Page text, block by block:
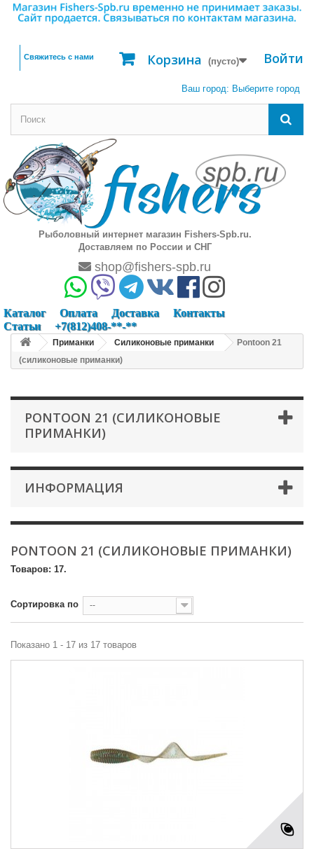
Войти
Корзина (пусто)
Свяжитесь с нами
Ваш город: Выберите город
Рыболовный интернет магазин Fishers-Spb.ru.
Доставляем по России и СНГ
shop@fishers-spb.ru
Каталог Оплата Доставка
Контакты
Статьи
+7(812)408-**-**
Приманки Силиконовые приманки
Pontoon 21
(cиликоновые приманки)
PONTOON 21 (CИЛИКОНОВЫЕ
ПРИМАНКИ)
ИНФОРМАЦИЯ
PONTOON 21 (CИЛИКОНОВЫЕ ПРИМАНКИ)
Товаров: 17.
Сортировка по --
Показано 1 - 17 из 17 товаров